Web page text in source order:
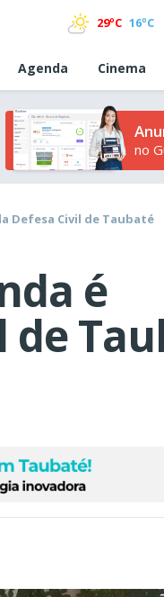
29ºC 16ºC
Agenda Cinema
no
Defesa Civil de Taubaté
é
de